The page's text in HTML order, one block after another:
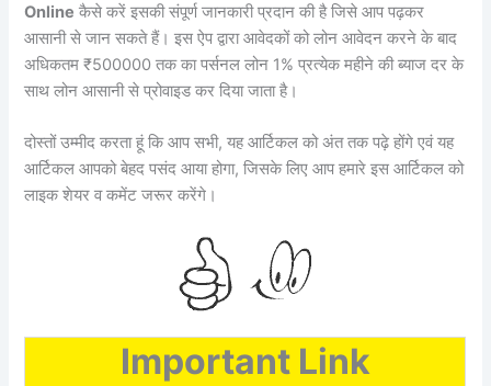
Online कैसे करें इसकी संपूर्ण जानकारी प्रदान की है जिसे आप पढ़कर
आसानी से जान सकते हैं। इस ऐप द्वारा आवेदकों को लोन आवेदन करने के बाद
अधिकतम ₹500000 तक का पर्सनल लोन 1% प्रत्येक महीने की ब्याज दर के
साथ लोन आसानी से प्रोवाइड कर दिया जाता है।
दोस्तों उम्मीद करता हूं कि आप सभी, यह आर्टिकल को अंत तक पढ़े होंगे एवं यह
आर्टिकल आपको बेहद पसंद आया होगा, जिसके लिए आप हमारे इस आर्टिकल को
लाइक शेयर व कमेंट जरूर करेंगे।
Important Link